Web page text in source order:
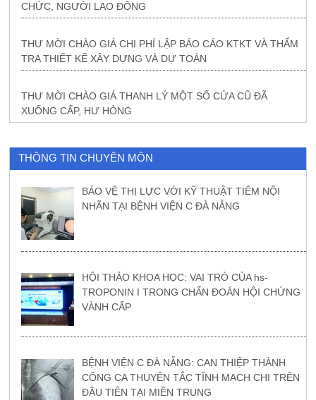
CHỨC, NGƯỜI LAO ĐỘNG
THƯ MỜI CHÀO GIÁ CHI PHÍ LẬP BÁO CÁO KTKT VÀ THẨM
TRA THIẾT KẾ XÂY DỰNG VÀ DỰ TOÁN
THƯ MỜI CHÀO GIÁ THANH LÝ MỘT SỐ CỬA CŨ ĐÃ
XUỐNG CẤP, HƯ HỎNG
THÔNG TIN CHUYÊN MÔN
BẢO VỆ THỊ LỰC VỚI KỸ THUẬT TIÊM NỘI
NHÃN TẠI BỆNH VIỆN C ĐÀ NẴNG
HỘI THẢO KHOA HỌC: VAI TRÒ CỦA hs-
TROPONIN I TRONG CHẨN ĐOÁN HỘI CHỨNG
VÀNH CẤP
BỆNH VIỆN C ĐÀ NẴNG: CAN THIỆP THÀNH
CÔNG CA THUYÊN TẮC TĨNH MẠCH CHI TRÊN
ĐẦU TIÊN TẠI MIỀN TRUNG